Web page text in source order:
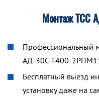
Монтаж ТСС
Профессиональный
АД-30С-Т400-
Бесплатный выезд
установку даже на